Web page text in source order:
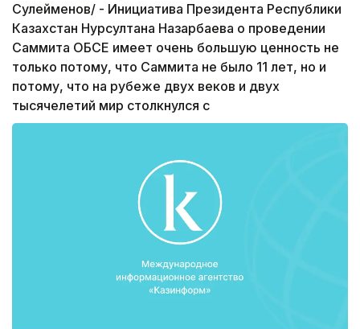
Сулейменов/ - Инициатива Президента Республики
Казахстан Нурсултана Назарбаева о проведении
Саммита ОБСЕ имеет очень большую ценность не
только потому, что Саммита не было 11 лет, но и
потому, что на рубеже двух веков и двух
тысячелетий мир столкнулся с